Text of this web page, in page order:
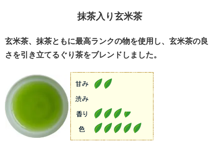
抹茶入り玄米茶
玄米茶、抹茶ともに最高ランクの物を使用し、玄米茶の良
さを引き立てるぐり茶をブレンドしました。